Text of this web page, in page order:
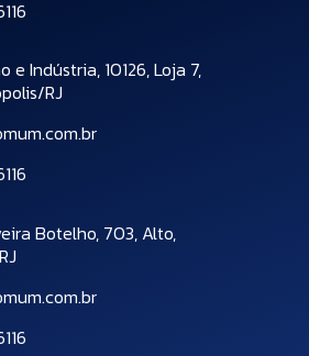
e Indústria, 10126, Loja 7,
RJ
Botelho, 703, Alto,